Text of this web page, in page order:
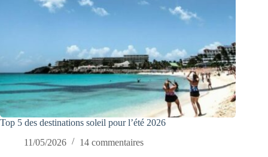
Top 5 des destinations soleil pour l’été 2026
11/05/2026
14 commentaires